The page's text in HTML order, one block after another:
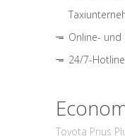
Online- und
24/7-Hotline
Toyota Prius